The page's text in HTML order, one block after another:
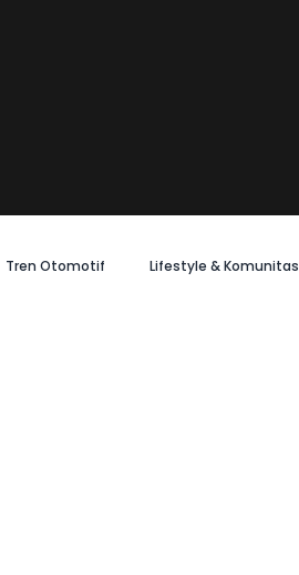
Tren Otomotif Lifestyle & Komunitas